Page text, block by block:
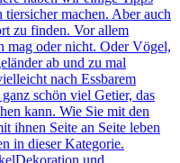
machen. Aber auch
zu finden. Vor allem
mag oder nicht. Oder Vögel,
ab und zu mal
nach Essbarem
schön viel Getier, das
kann. Wie Sie mit den
ihnen Seite an Seite leben
in dieser Kategorie.
Dekoration und